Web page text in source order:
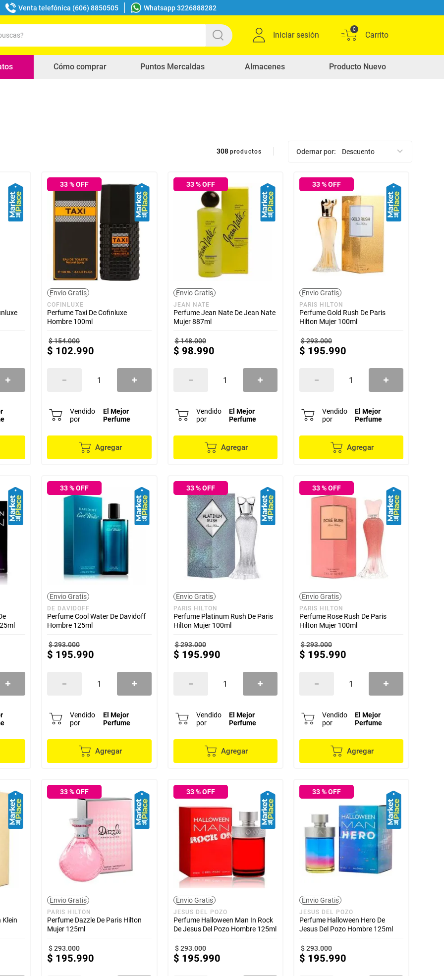
Venta telefónica (606) 8850505 Whatsapp 3226888282
Iniciar sesión
0
Cómo comprar Puntos Mercaldas Almacenes Producto Nuevo
308 productos Odernar por Descuento
Envio Gratis
33% OFF
COFINLUXE
Perfume Taxi De Cofinluxe
Hombre 100ml
$154.000
$ 102.990
Vendido
por
El Mejor
Perfume
Agregar
Envio Gratis
33% OFF
JEAN NATE
Perfume Jean Nate De Jean Nate
Mujer 887ml
$148.000
$ 98.990
Vendido
por
El Mejor
Perfume
Agregar
Envio Gratis
33% OFF
PARIS HILTON
Perfume Gold Rush De Paris
Hilton Mujer 100ml
$293.000
$ 195.990
Vendido
por
El Mejor
Perfume
Agregar
Envio Gratis
33% OFF
DE DAVIDOFF
Perfume Cool Water De Davidoff
Hombre 125ml
$293.000
$ 195.990
Vendido
por
El Mejor
Perfume
Agregar
Envio Gratis
33% OFF
PARIS HILTON
Perfume Platinum Rush De Paris
Hilton Mujer 100ml
$293.000
$ 195.990
Vendido
por
El Mejor
Perfume
Agregar
Envio Gratis
33% OFF
PARIS HILTON
Perfume Rose Rush De Paris
Hilton Mujer 100ml
$293.000
$ 195.990
Vendido
por
El Mejor
Perfume
Agregar
Klein
Envio Gratis
33% OFF
PARIS HILTON
Perfume Dazzle De Paris Hilton
Mujer 125ml
$293.000
$ 195.990
Envio Gratis
33% OFF
JESUS DEL POZO
Perfume Halloween Man In Rock
De Jesus Del Pozo Hombre 125ml
$293.000
$ 195.990
Envio Gratis
33% OFF
JESUS DEL POZO
Perfume Halloween Hero De
Jesus Del Pozo Hombre 125ml
$293.000
$ 195.990
buscados